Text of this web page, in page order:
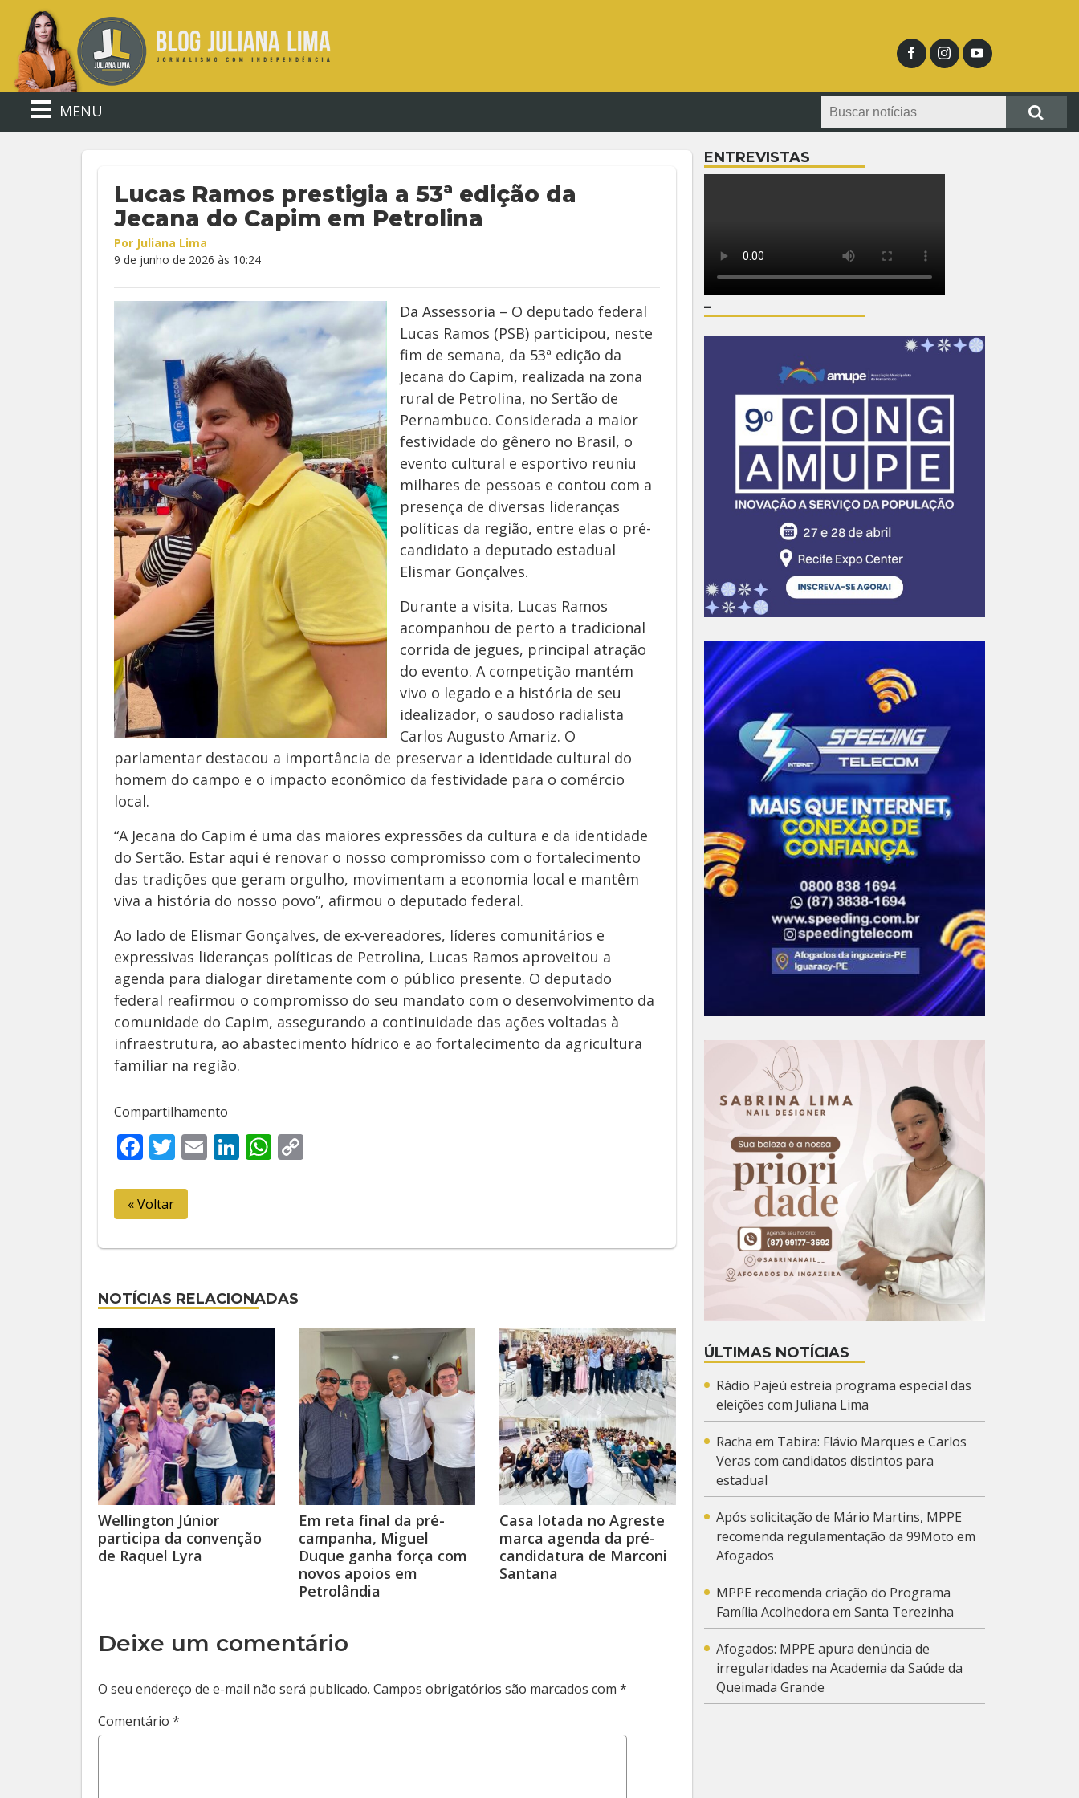
MENU
Lucas Ramos prestigia a 53ª edição da
Jecana do Capim em Petrolina
Por Juliana Lima
9 de junho de 2026 às 10:24
Da Assessoria – O deputado federal
Lucas Ramos (PSB) participou, neste
fim de semana, da 53ª edição da
Jecana do Capim, realizada na zona
rural de Petrolina, no Sertão de
Pernambuco. Considerada a maior
festividade do gênero no Brasil, o
evento cultural e esportivo reuniu
milhares de pessoas e contou com a
presença de diversas lideranças
políticas da região, entre elas o pré-
candidato a deputado estadual
Elismar Gonçalves.
Durante a visita, Lucas Ramos
acompanhou de perto a tradicional
corrida de jegues, principal atração
do evento. A competição mantém
vivo o legado e a história de seu
idealizador, o saudoso radialista
Carlos Augusto Amariz. O
parlamentar destacou a importância de preservar a identidade cultural do
homem do campo e o impacto econômico da festividade para o comércio
local.
“A Jecana do Capim é uma das maiores expressões da cultura e da identidade
do Sertão. Estar aqui é renovar o nosso compromisso com o fortalecimento
das tradições que geram orgulho, movimentam a economia local e mantêm
viva a história do nosso povo”, afirmou o deputado federal.
Ao lado de Elismar Gonçalves, de ex-vereadores, líderes comunitários e
expressivas lideranças políticas de Petrolina, Lucas Ramos aproveitou a
agenda para dialogar diretamente com o público presente. O deputado
federal reafirmou o compromisso do seu mandato com o desenvolvimento da
comunidade do Capim, assegurando a continuidade das ações voltadas à
infraestrutura, ao abastecimento hídrico e ao fortalecimento da agricultura
familiar na região.
Compartilhamento
Facebook
Twitter
EmailLinkedIn
WhatsApp
« Voltar
NOTÍCIAS RELACIONADAS
Wellington Júnior
participa da convenção
de Raquel Lyra
Em reta final da pré-
campanha, Miguel
Duque ganha força com
novos apoios em
Petrolândia
Casa lotada no Agreste
marca agenda da pré-
candidatura de Marconi
Santana
Deixe um comentário
O seu endereço de e-mail não será publicado. Campos obrigatórios são marcados com *
Comentário *
ENTREVISTAS
–
ÚLTIMAS NOTÍCIAS
Rádio Pajeú estreia programa especial das
eleições com Juliana Lima
Racha em Tabira: Flávio Marques e Carlos
Veras com candidatos distintos para
estadual
Após solicitação de Mário Martins, MPPE
recomenda regulamentação da 99Moto em
Afogados
MPPE recomenda criação do Programa
Família Acolhedora em Santa Terezinha
Afogados: MPPE apura denúncia de
irregularidades na Academia da Saúde da
Queimada Grande